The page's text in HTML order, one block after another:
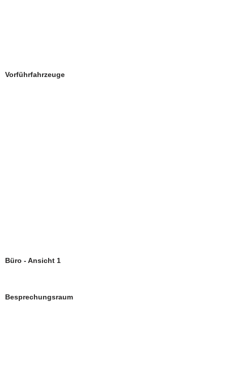
Vorführfahrzeuge
Büro - Ansicht 1
Besprechungsraum